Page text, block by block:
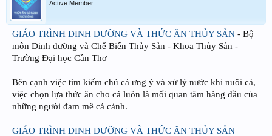
Active Member
GIÁO TRÌNH DINH DƯỠNG VÀ THỨC ĂN THỦY SẢN - Bộ
môn Dinh dưỡng và Chế Biến Thủy Sản - Khoa Thủy Sản -
Trường Đại học Cần Thơ
Bên cạnh việc tìm kiếm chú cá ưng ý và xử lý nước khi nuôi cá,
việc chọn lựa thức ăn cho cá luôn là mối quan tâm hàng đầu của
những người đam mê cá cảnh.
GIÁO TRÌNH DINH DƯỠNG VÀ THỨC ĂN THỦY SẢN